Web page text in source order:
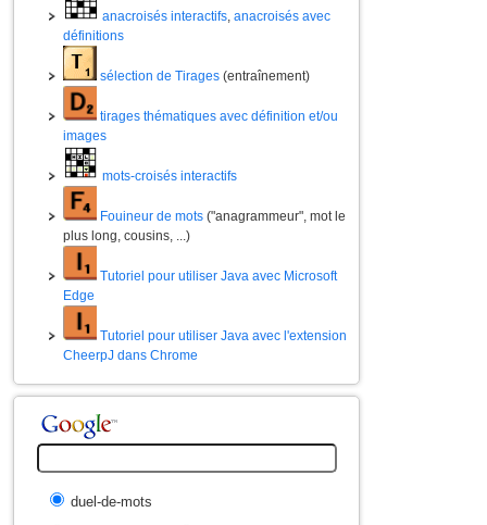
anacroisés interactifs, anacroisés avec
définitions
sélection de Tirages (entraînement)
tirages thématiques avec définition et/ou
images
mots-croisés interactifs
Fouineur de mots ("anagrammeur", mot le
plus long, cousins, ...)
Tutoriel pour utiliser Java avec Microsoft
Edge
Tutoriel pour utiliser Java avec l'extension
CheerpJ dans Chrome
duel-de-mots